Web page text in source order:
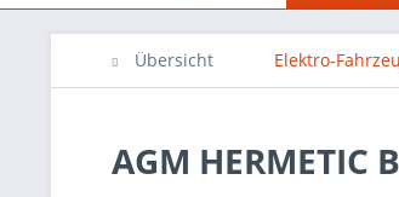
Übersicht Elektro-
AGM HERMETIC